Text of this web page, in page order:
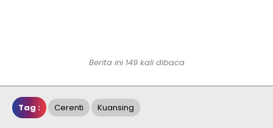
Berita ini 149 kali dibaca
Tag : Cerenti Kuansing